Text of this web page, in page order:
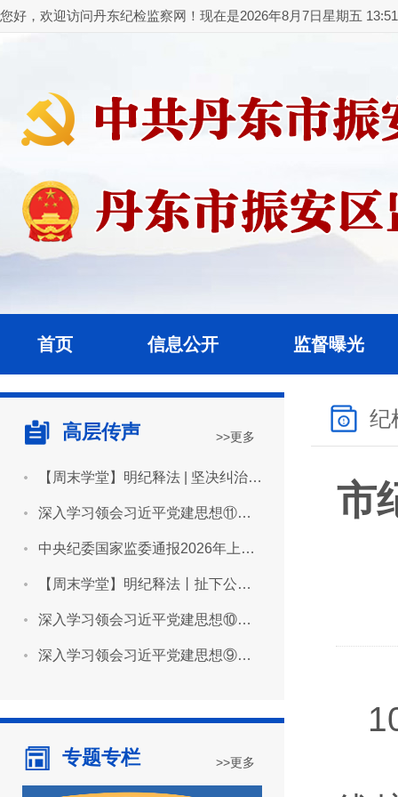
您好，欢迎访问丹东纪检监察网！现在是2026年8月7日星期五
首页 信息公开 监督曝光
高层传声 >>更多
【周末学堂】明纪释法 | 坚决纠治“形象工程”“政绩工程”
深入学习领会习近平党建思想⑪坚持用严明的纪律管全党治全党
中央纪委国家监委通报2026年上半年全国纪检监察机关监督检查审查调查情况
【周末学堂】明纪释法丨扯下公款旅游的“隐身衣”
深入学习领会习近平党建思想⑩坚持推进作风建设常态化长效化
深入学习领会习近平党建思想⑨坚持建设堪当民族复兴重任的高素质干部队伍
专题专栏 >>更多
纪
市